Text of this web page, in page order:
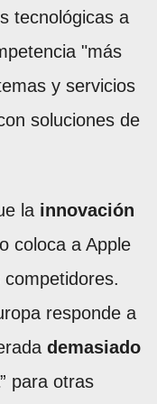
tecnológicas a
"más
y servicios
soluciones de
la innovación
coloca a Apple
responde a
demasiado
” para otras